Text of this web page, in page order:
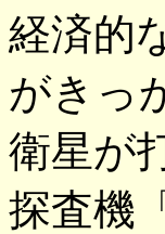
経済的
がきっ
衛星が
探査機